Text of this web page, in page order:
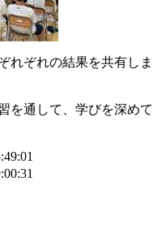
れぞれの結果を共有しま
を通して、学びを深めて